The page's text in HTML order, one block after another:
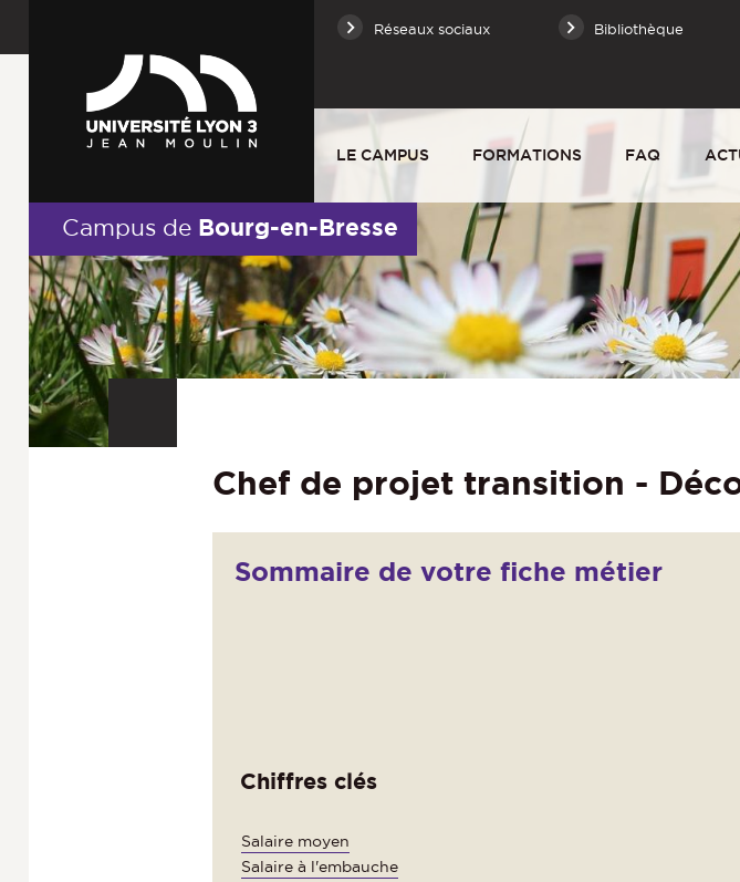
Réseaux sociaux Bibliothèque
LE CAMPUS FORMATIONS FAQ
Campus de Bourg-en-Bresse
Chef de projet transition -
Sommaire de votre fiche métier
Chiffres clés
Salaire moyen
Salaire à l'embauche